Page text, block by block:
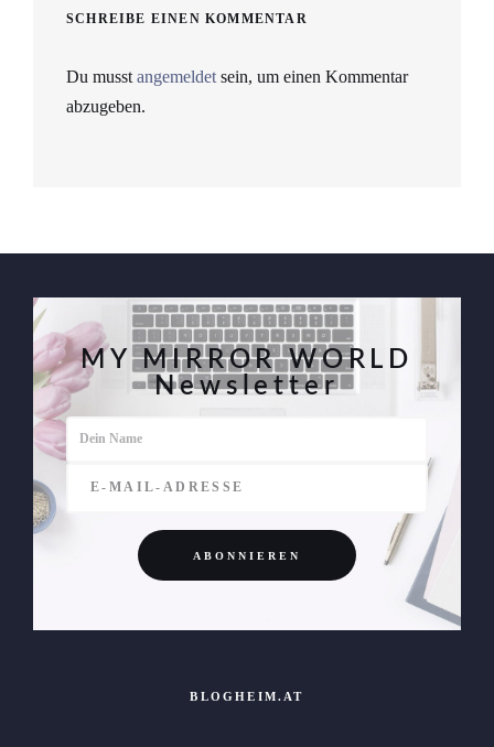
SCHREIBE EINEN KOMMENTAR
Du musst angemeldet sein, um einen Kommentar
abzugeben.
MY MIRROR WORLD
Newsletter
BLOGHEIM.AT